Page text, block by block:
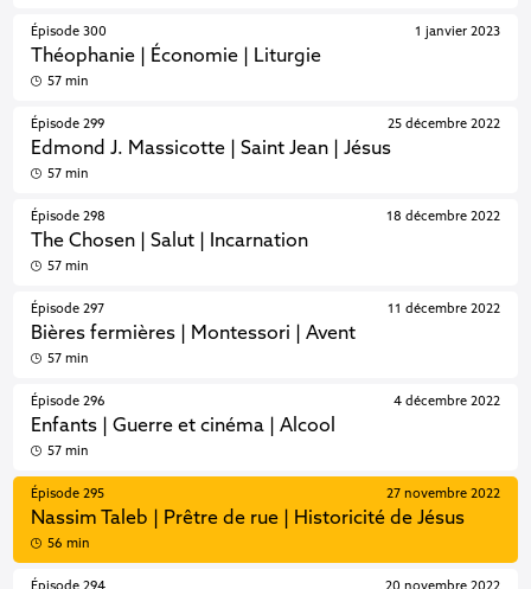
Épisode 300
Théophanie | Économie | Liturgie
1 janvier 2023
57 min
Épisode 299
Edmond J. Massicotte | Saint Jean | Jésus
25 décembre 2022
57 min
Épisode 298
The Chosen | Salut | Incarnation
18 décembre 2022
57 min
Épisode 297
Bières fermières | Montessori | Avent
11 décembre 2022
57 min
Épisode 296
Enfants | Guerre et cinéma | Alcool
4 décembre 2022
57 min
Épisode 295
Nassim Taleb | Prêtre de rue | Historicité de Jésus
27 novembre 2022
56 min